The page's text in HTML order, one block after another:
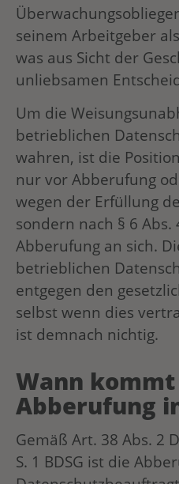
seinem Arbeitgeber
was aus Sicht der
unliebsamen
Um die
betrieblichen
wahren, ist die
nur vor Abberufung
wegen der Erfüllung
sondern nach § 6 Abs.
Abberufung an sich.
betrieblichen
entgegen den
selbst wenn dies
ist demnach nichtig.
Wann
Abberufung
Gemäß Art. 38 Abs. 2
S. 1 BDSG ist die